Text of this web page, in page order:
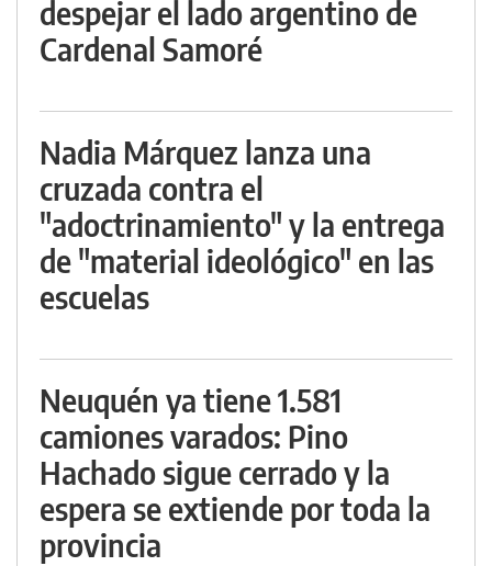
despejar el lado argentino de
Cardenal Samoré
Nadia Márquez lanza una
cruzada contra el
"adoctrinamiento" y la entrega
de "material ideológico" en las
escuelas
Neuquén ya tiene 1.581
camiones varados: Pino
Hachado sigue cerrado y la
espera se extiende por toda la
provincia